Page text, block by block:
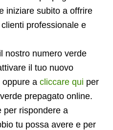
iniziare subito a offrire
professionale e
nostro numero verde
il tuo nuovo
oppure a cliccare qui per
prepagato online.
per rispondere a
tu possa avere e per